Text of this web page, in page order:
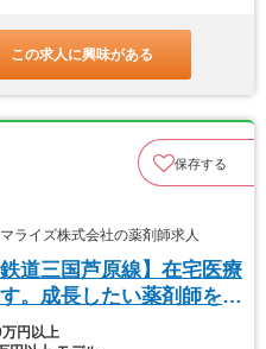
この求人に興味がある
保存する
イズ株式会社の薬剤師求人
道三国芦原線】在宅医療
。成長したい薬剤師を募
円以上